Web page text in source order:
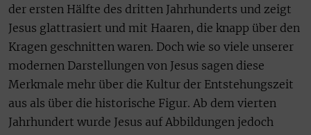
der ersten Hälfte des dritten Jahrhunderts und zeigt
Jesus glattrasiert und mit Haaren, die knapp über den
Kragen geschnitten waren. Doch wie so viele unserer
modernen Darstellungen von Jesus sagen diese
Merkmale mehr über die Kultur der Entstehungszeit
aus als über die historische Figur. Ab dem vierten
Jahrhundert wurde Jesus auf Abbildungen jedoch